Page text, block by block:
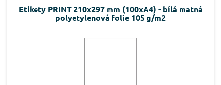
Etikety PRINT 210x297 mm (100xA4) - bílá matná
polyetylenová folie 105 g/m2